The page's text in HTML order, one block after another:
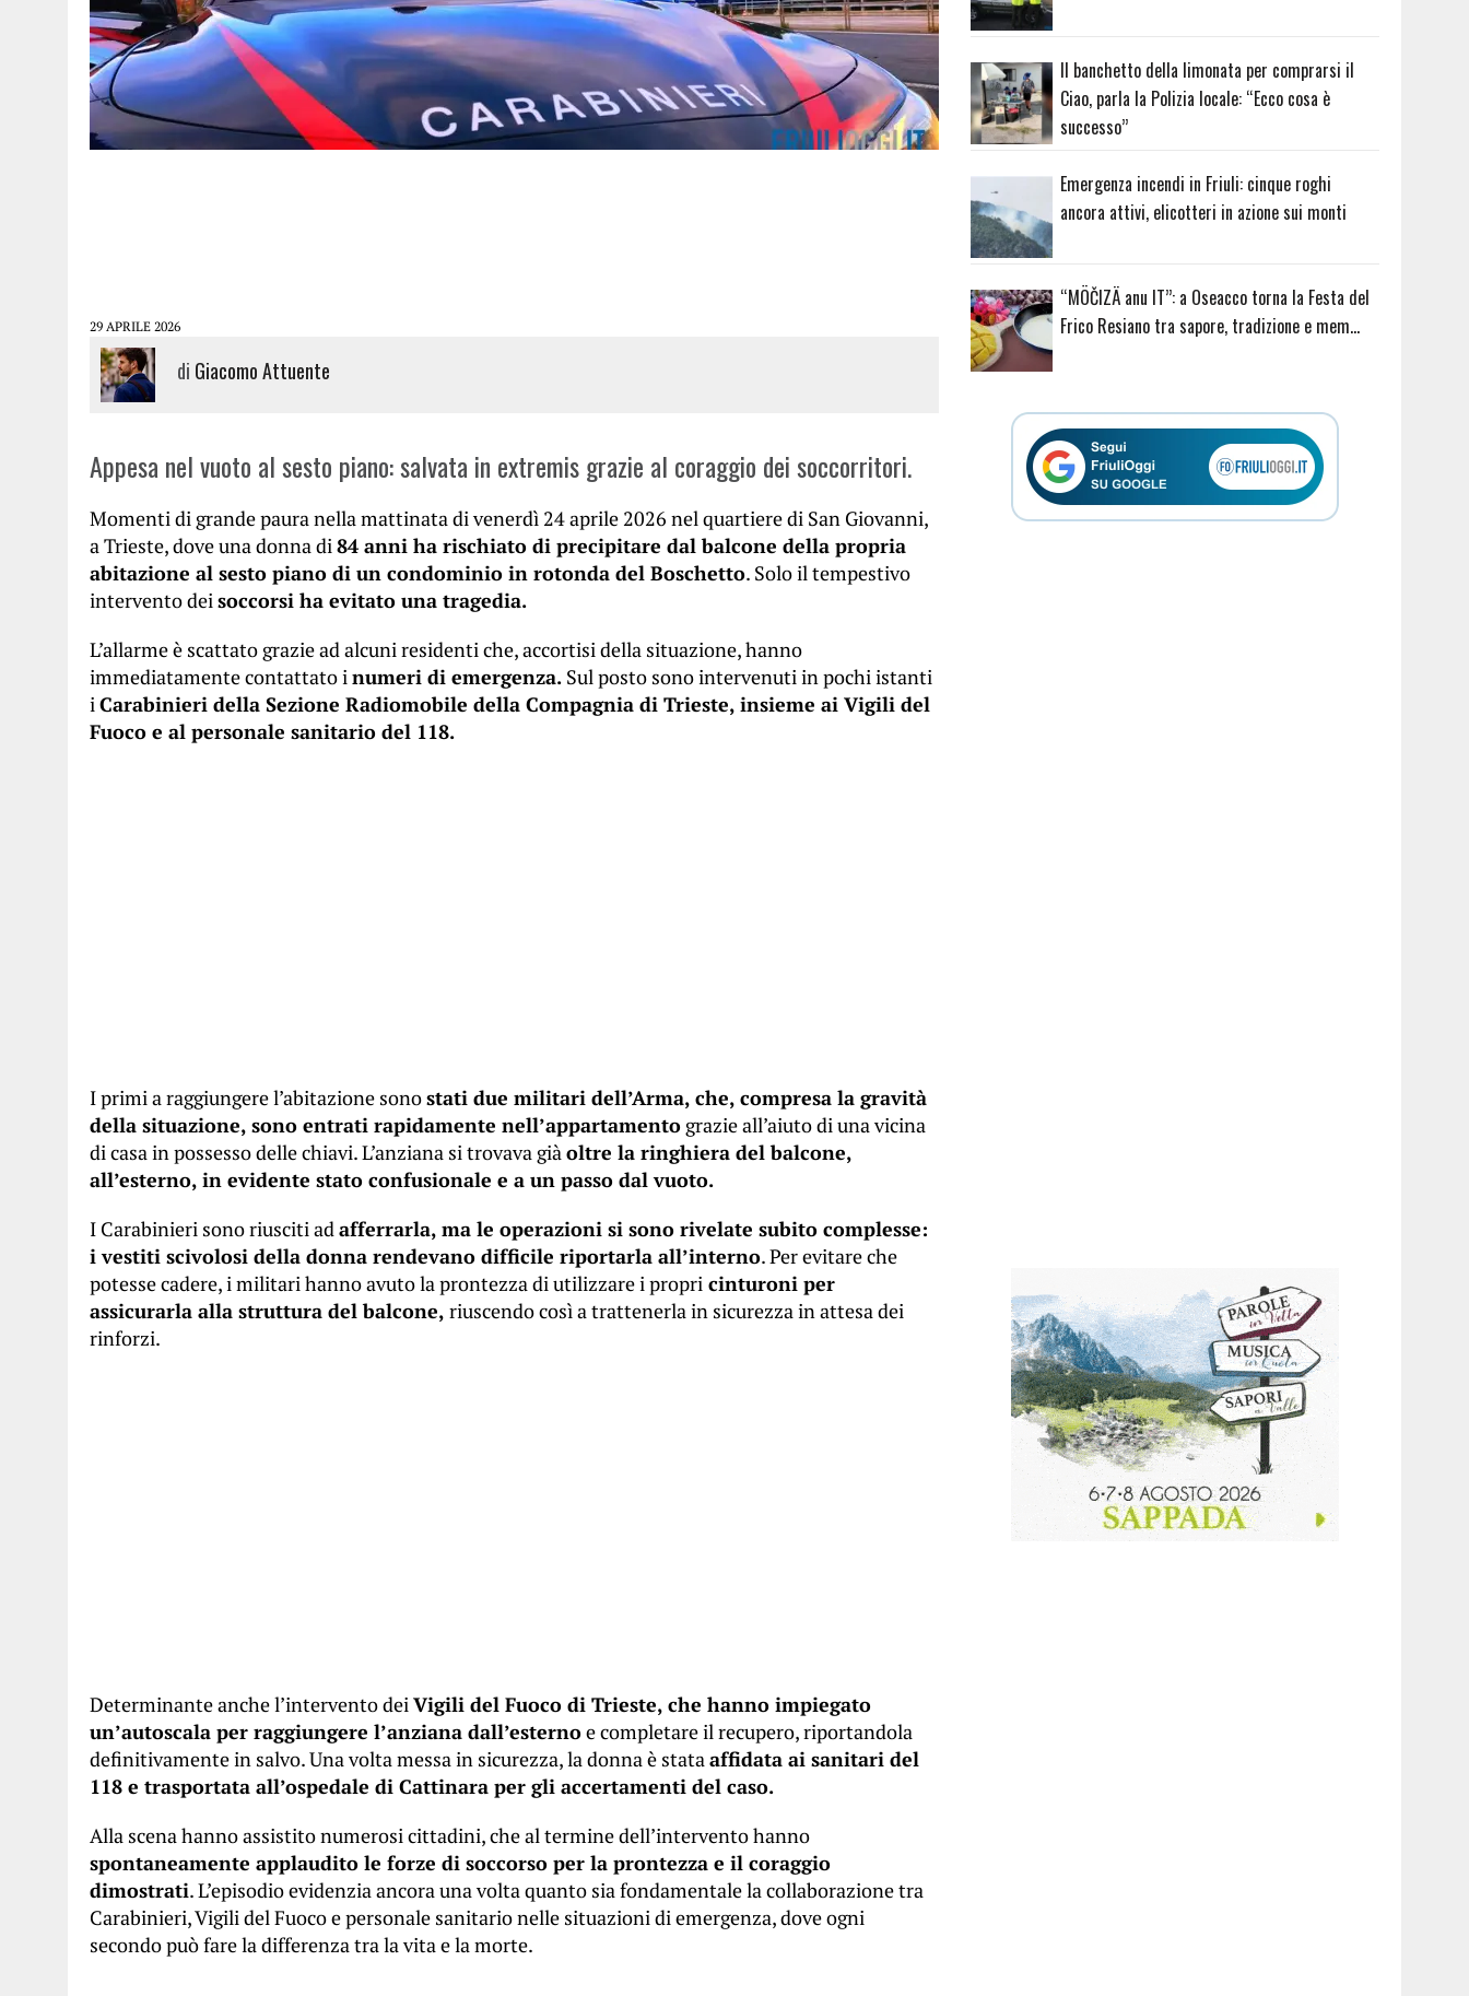
29 APRILE 2026
di Giacomo Attuente
Appesa nel vuoto al sesto piano: salvata in extremis grazie al coraggio dei soccorritori.
Momenti di grande paura nella mattinata di venerdì 24 aprile 2026 nel quartiere di San Giovanni,
a Trieste, dove una donna di84 anni ha rischiato di precipitare dal balcone della propria
abitazione al sesto piano di un condominio in rotonda del Boschetto. Solo il tempestivo
intervento deisoccorsi ha evitato una tragedia.
L’allarme è scattato grazie ad alcuni residenti che, accortisi della situazione, hanno
immediatamente contattato inumeri di emergenza. Sul posto sono intervenuti in pochi istanti
iCarabinieri della Sezione Radiomobile della Compagnia di Trieste, insieme ai Vigili del
Fuoco e al personale sanitario del 118.
I primi a raggiungere l’abitazione sonostati due militari dell’Arma, che, compresa la gravità
della situazione, sono entrati rapidamente nell’appartamento grazie all’aiuto di una vicina
di casa in possesso delle chiavi. L’anziana si trovava giàoltre la ringhiera del balcone,
all’esterno, in evidente stato confusionale e a un passo dal vuoto.
I Carabinieri sono riusciti adafferrarla, ma le operazioni si sono rivelate subito complesse:
i vestiti scivolosi della donna rendevano difficile riportarla all’interno. Per evitare che
potesse cadere, i militari hanno avuto la prontezza di utilizzare i propri cinturoni per
assicurarla alla struttura del balcone, riuscendo così a trattenerla in sicurezza in attesa dei
rinforzi.
Determinante anche l’intervento deiVigili del Fuoco di Trieste, che hanno impiegato
un’autoscala per raggiungere l’anziana dall’esternoe completare il recupero, riportandola
definitivamente in salvo. Una volta messa in sicurezza, la donna è stataaffidata ai sanitari del
118 e trasportata all’ospedale di Cattinara per gli accertamenti del caso.
Alla scena hanno assistito numerosi cittadini, che al termine dell’intervento hanno
spontaneamente applaudito le forze di soccorso per la prontezza e il coraggio
dimostrati. L’episodio evidenzia ancora una volta quanto sia fondamentale la collaborazione tra
Carabinieri, Vigili del Fuoco e personale sanitario nelle situazioni di emergenza, dove ogni
secondo può fare la differenza tra la vita e la morte.
Il banchetto della limonata per comprarsi il
Ciao, parla la Polizia locale: “Ecco cosa è
successo”
Emergenza incendi in Friuli: cinque roghi
ancora attivi, elicotteri in azione sui monti
“MÖČIZÄ anu IT”: a Oseacco torna la Festa del
Frico Resiano tra sapore, tradizione e mem…